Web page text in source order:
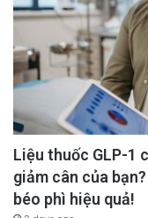
Liệu thuốc GLP-1
giảm cân của
béo phì hiệu quả!